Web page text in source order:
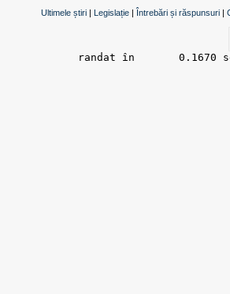
Ultimele știri | Legislație | Întrebări și răspunsuri |
randat în